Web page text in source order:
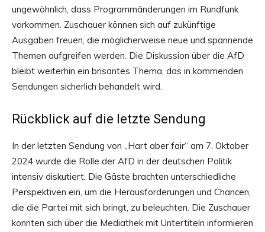
ungewöhnlich, dass Programmänderungen im Rundfunk
vorkommen. Zuschauer können sich auf zukünftige
Ausgaben freuen, die möglicherweise neue und spannende
Themen aufgreifen werden. Die Diskussion über die AfD
bleibt weiterhin ein brisantes Thema, das in kommenden
Sendungen sicherlich behandelt wird.
Rückblick auf die letzte Sendung
In der letzten Sendung von „Hart aber fair“ am 7. Oktober
2024 wurde die Rolle der AfD in der deutschen Politik
intensiv diskutiert. Die Gäste brachten unterschiedliche
Perspektiven ein, um die Herausforderungen und Chancen,
die die Partei mit sich bringt, zu beleuchten. Die Zuschauer
konnten sich über die Mediathek mit Untertiteln informieren